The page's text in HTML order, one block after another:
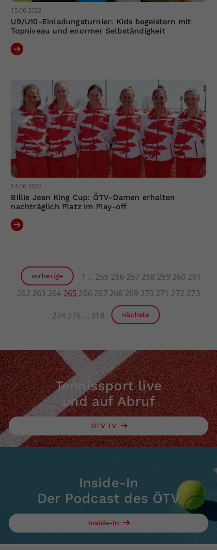
15.06.2022
U9/U10-Einladungsturnier: Kids begeistern mit
Topniveau und enormer Selbständigkeit
14.06.2022
Billie Jean King Cup: ÖTV-Damen erhalten
nachträglich Platz im Play-off
vorherige 1 255 256 257 258 259 260 261
262 263 264 265 266 267 268 269 270 271 272 273
274 275 318 nächste
Tennissport live
und auf Abruf
ÖTV TV
Inside-In
Der Podcast des ÖTV
Inside-In